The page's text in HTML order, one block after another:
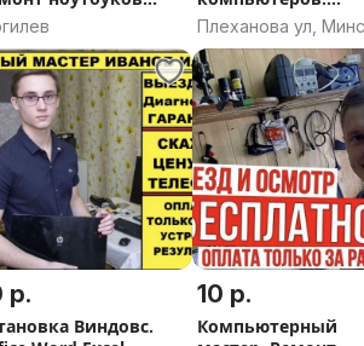
мастер
Настройка 1С.
Плеханова ул,
р.
Виндовс.
10 р.
Компьютерный